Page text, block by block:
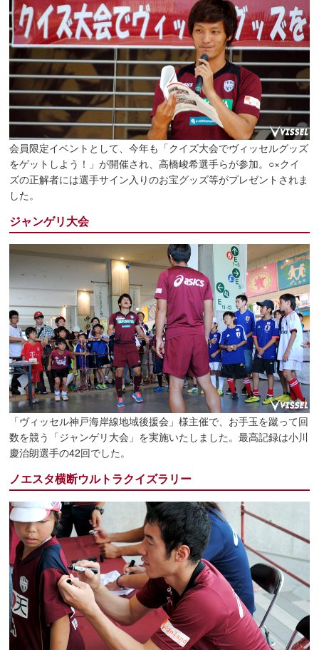
会員限定イベントとして、今年も「クイズ大会でヴィッセルグッズ
をゲットしよう！」が開催され、高橋峻希選手らが参加。○×クイ
ズの正解者には選手サイン入りのお宝グッズ等がプレゼントされま
した。
ジャンゲリ大会
「ヴィッセル神戸海岸線地域後援会」様主催で、お手玉を蹴って回
数を競う「ジャンゲリ大会」を実施いたしました。最高記録は小川
慶治朗選手の42回でした。
ノエスタ横断ウルトラクイズラリー